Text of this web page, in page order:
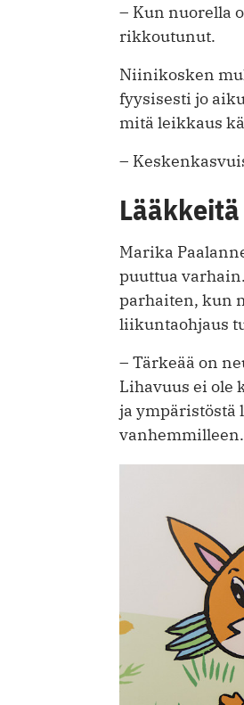
– Kun nuorella
rikkoutunut.
Niinikosken
fyysisesti jo
mitä leikkaus
–
Marika
puuttua
parhaiten, kun
liikuntaohjaus
– Tärkeää on
Lihavuus ei ole
ja ympäristöstä
vanhemmilleen.